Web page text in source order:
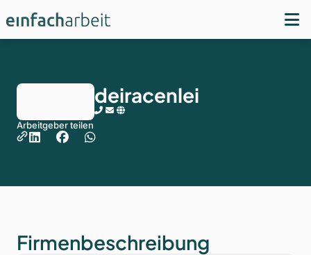
deiracenlei
Arbeitgeber teilen
Firmenbeschreibung